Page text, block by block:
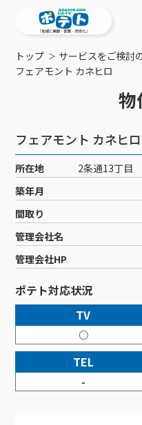
ご検討中の方
工事・配線について
新居をご検討中の方へ
ポテトを導入している
物件情報
特典・キャンペーン
おトクな割引サービス
ご加入中の方
ご加入中のサービス確認
WEBメール
サポートサービス
サポートサービスト
リモートコール
回線速度測定
接続・設定⽅法
訪問サポート＆サ
新着情報
メンテナンス・障害情
ポテトからのプレゼント
イベントカレンダー
講座のご案内
サービス案内
サービス案内
ケーブルテレビ
ケーブルテレビトップ
チャンネル紹介
料⾦プラン
NHK衛星受信料団体
機器⼀覧
インターネット
インターネットトッ
料⾦プラン
Wi-Fiサービス
ポテトホーム防犯カ
オプションサービス
インターネットギガ
固定電話
固定電話トップ
基本料⾦・通話料⾦
オプションサービス
auスマートバリュー
auまとめトーク
ポテトスマートフォ
料⾦プラン
機種⼀覧
オプションサービス
でんき
でんきトップ
ポラリンでんき×ポ
ポテトでんき
暮らしを快適にするサ
暮らしを快適にする
ポテトライフメール
コミチャン
お困りの方はこちら
会社案内
メンテナンス
障害情報
トップ サービスをご検討
フェアモント カネヒロ
物
フェアモント カネヒロ
所在地
2条通13丁目
築年月
間取り
管理会社名
管理会社HP
ポテト対応状況
TV
○
TEL
-